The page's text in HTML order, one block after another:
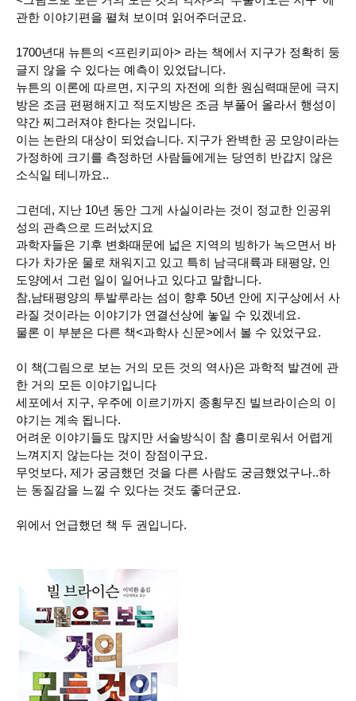
관한 이야기편을 펼쳐 보이며 읽어주더군요.
1700년대 뉴튼의 <프린키피아> 라는 책에서 지구가 정확히 둥
글지 않을 수 있다는 예측이 있었답니다.
뉴튼의 이론에 따르면, 지구의 자전에 의한 원심력때문에 극지
방은 조금 편평해지고 적도지방은 조금 부풀어 올라서 행성이
약간 찌그러져야 한다는 것입니다.
이는 논란의 대상이 되었습니다. 지구가 완벽한 공 모양이라는
가정하에 크기를 측정하던 사람들에게는 당연히 반갑지 않은
소식일 테니까요..
그런데, 지난 10년 동안 그게 사실이라는 것이 정교한 인공위
성의 관측으로 드러났지요
과학자들은 기후 변화때문에 넓은 지역의 빙하가 녹으면서 바
다가 차가운 물로 채워지고 있고 특히 남극대륙과 태평양, 인
도양에서 그런 일이 일어나고 있다고 말합니다.
참,남태평양의 투발루라는 섬이 향후 50년 안에 지구상에서 사
라질 것이라는 이야기가 연결선상에 놓일 수 있겠네요.
물론 이 부분은 다른 책<과학사 신문>에서 볼 수 있었구요.
이 책(그림으로 보는 거의 모든 것의 역사)은 과학적 발견에 관
한 거의 모든 이야기입니다
세포에서 지구, 우주에 이르기까지 종횡무진 빌브라이슨의 이
야기는 계속 됩니다.
어려운 이야기들도 많지만 서술방식이 참 흥미로워서 어렵게
느껴지지 않는다는 것이 장점이구요.
무엇보다, 제가 궁금했던 것을 다른 사람도 궁금했었구나..하
는 동질감을 느낄 수 있다는 것도 좋더군요.
위에서 언급했던 책 두 권입니다.